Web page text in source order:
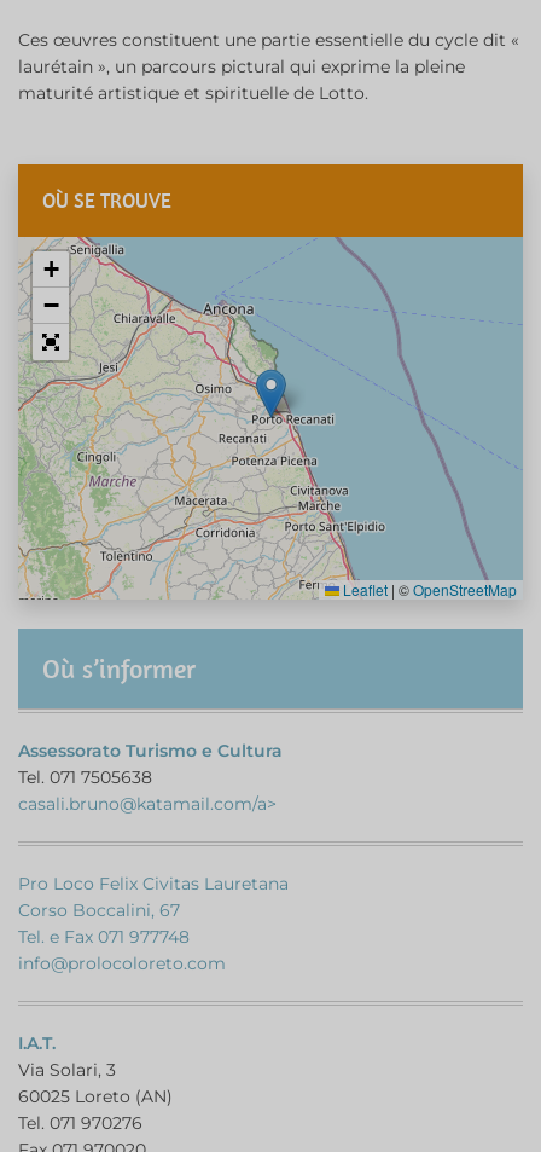
Ces œuvres constituent une partie essentielle du cycle dit «
laurétain », un parcours pictural qui exprime la pleine
maturité artistique et spirituelle de Lotto.
OÙ SE TROUVE
+
−
Leaflet | ©OpenStreetMap
Où s’informer
Assessorato Turismo e Cultura
Tel. 071 7505638
casali.bruno@katamail.com/a>
Pro Loco Felix Civitas Lauretana
Corso Boccalini, 67
Tel. e Fax 071 977748
info@prolocoloreto.com
I.A.T.
Via Solari, 3
60025 Loreto (AN)
Tel. 071 970276